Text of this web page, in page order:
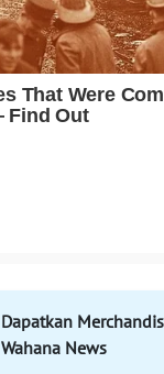
Dapatkan
Wahana News